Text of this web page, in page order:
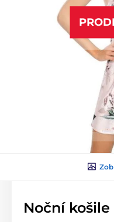
Noční